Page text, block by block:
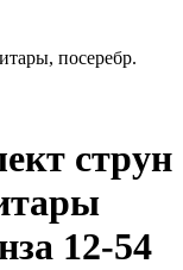
посеребр.
струн
12-54